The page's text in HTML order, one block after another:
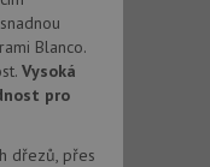
Blanco.
Vysoká
pro
dřezů, přes